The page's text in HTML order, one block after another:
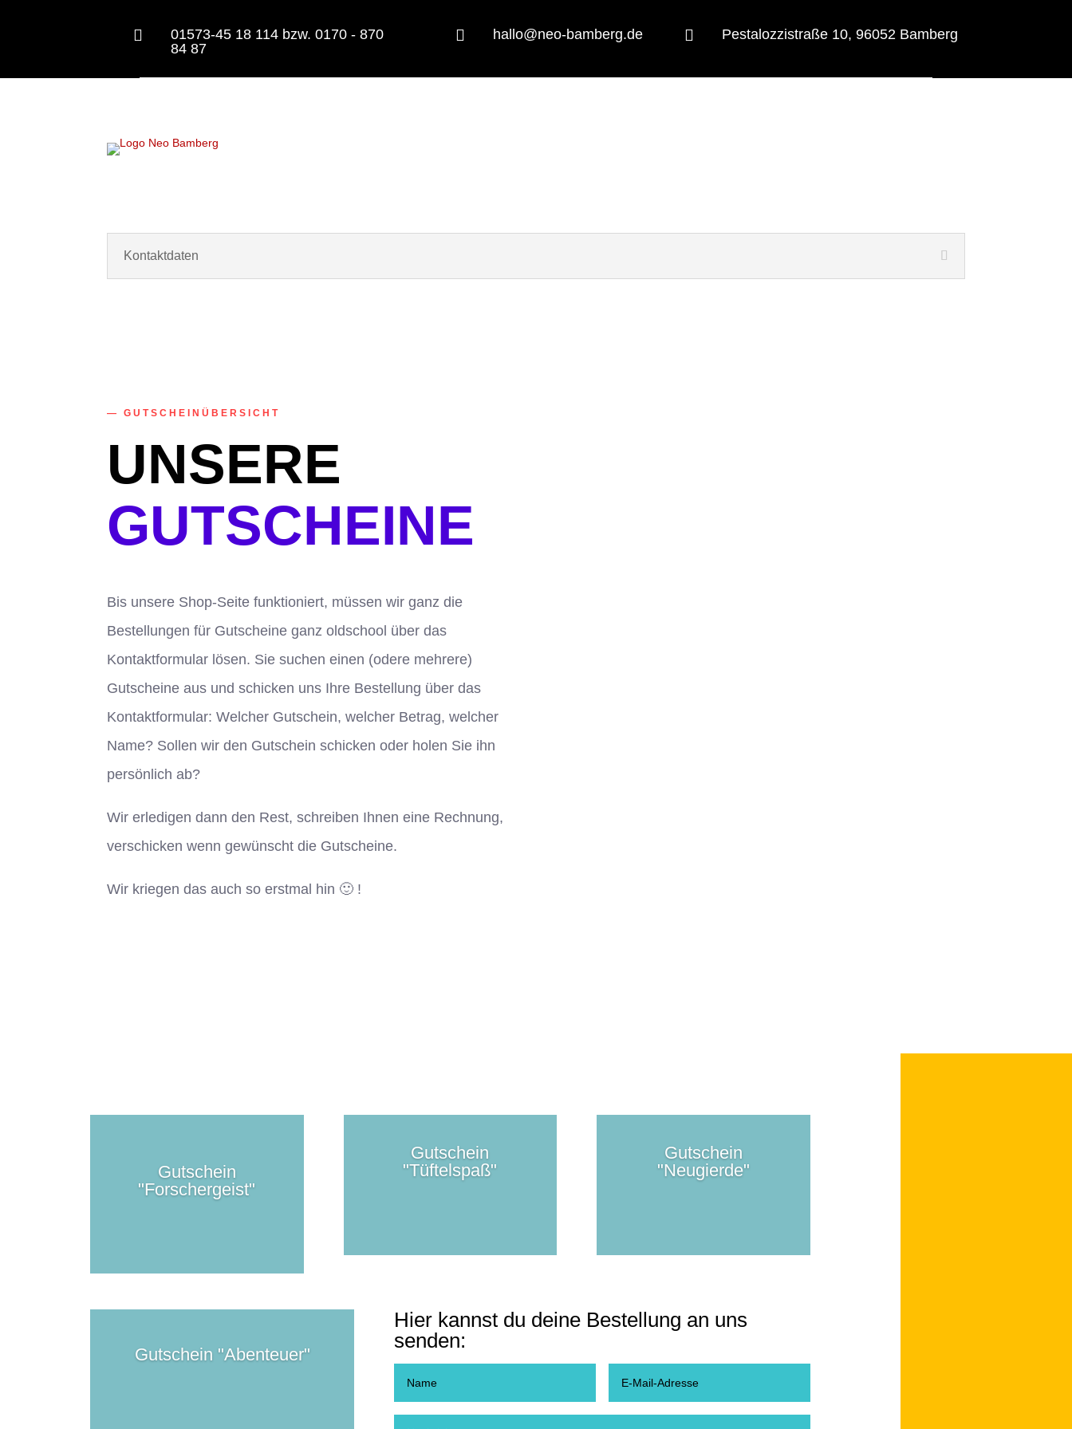

01573-45 18 114 bzw. 0170 - 870
84 87
 hallo@neo-bamberg.de  Pestalozzistraße 10, 96052 Bamberg
Kontaktdaten
— GUTSCHEINÜBERSICHT
UNSERE
GUTSCHEINE
Bis unsere Shop-Seite funktioniert, müssen wir ganz die
Bestellungen für Gutscheine ganz oldschool über das
Kontaktformular lösen. Sie suchen einen (odere mehrere)
Gutscheine aus und schicken uns Ihre Bestellung über das
Kontaktformular: Welcher Gutschein, welcher Betrag, welcher
Name? Sollen wir den Gutschein schicken oder holen Sie ihn
persönlich ab?
Wir erledigen dann den Rest, schreiben Ihnen eine Rechnung,
verschicken wenn gewünscht die Gutscheine.
Wir kriegen das auch so erstmal hin 🙂 !
Gutschein
"Forschergeist"
Gutschein
"Tüftelspaß"
Gutschein
"Neugierde"
Gutschein "Abenteuer"
Hier kannst du deine Bestellung an uns
senden: